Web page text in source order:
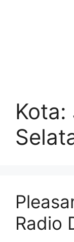
Kota:
Radio